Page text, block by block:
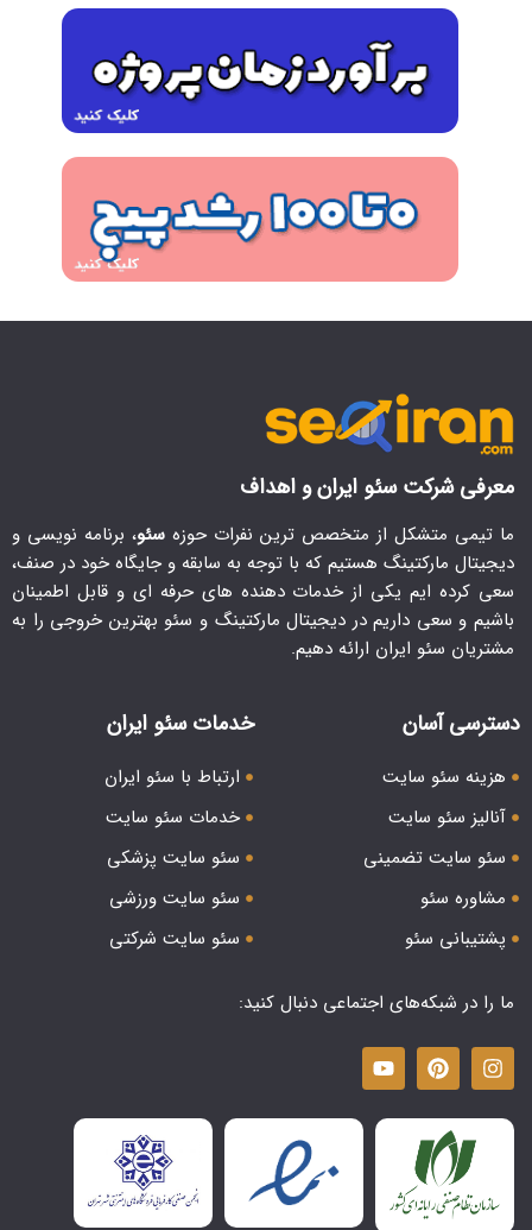
معرفی شرکت سئو ایران و اهداف
ما تیمی متشکل از متخصص ترین نفرات حوزه سئو، برنامه نویسی و
دیجیتال مارکتینگ هستیم که با توجه به سابقه و جایگاه خود در صنف،
سعی کرده ایم یکی از خدمات دهنده های حرفه ای و قابل اطمینان
باشیم و سعی داریم در دیجیتال مارکتینگ و سئو بهترین خروجی را به
مشتریان سئو ایران ارائه دهیم.
دسترسی آسان
هزینه سئو سایت
آنالیز سئو سایت
سئو سایت تضمینی
مشاوره سئو
پشتیبانی سئو
خدمات سئو ایران
ارتباط با سئو ایران
خدمات سئو سایت
سئو سایت پزشکی
سئو سایت ورزشی
سئو سایت شرکتی
ما را در شبکه‌های اجتماعی دنبال کنید: